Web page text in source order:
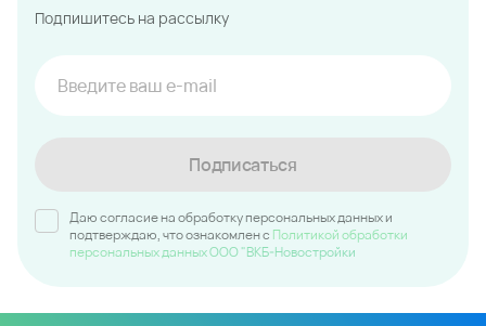
Подпишитесь на рассылку
Подписаться
Даю согласие на обработку персональных данных и
подтверждаю, что ознакомлен c Политикой обработки
персональных данных ООО "ВКБ-Новостройки